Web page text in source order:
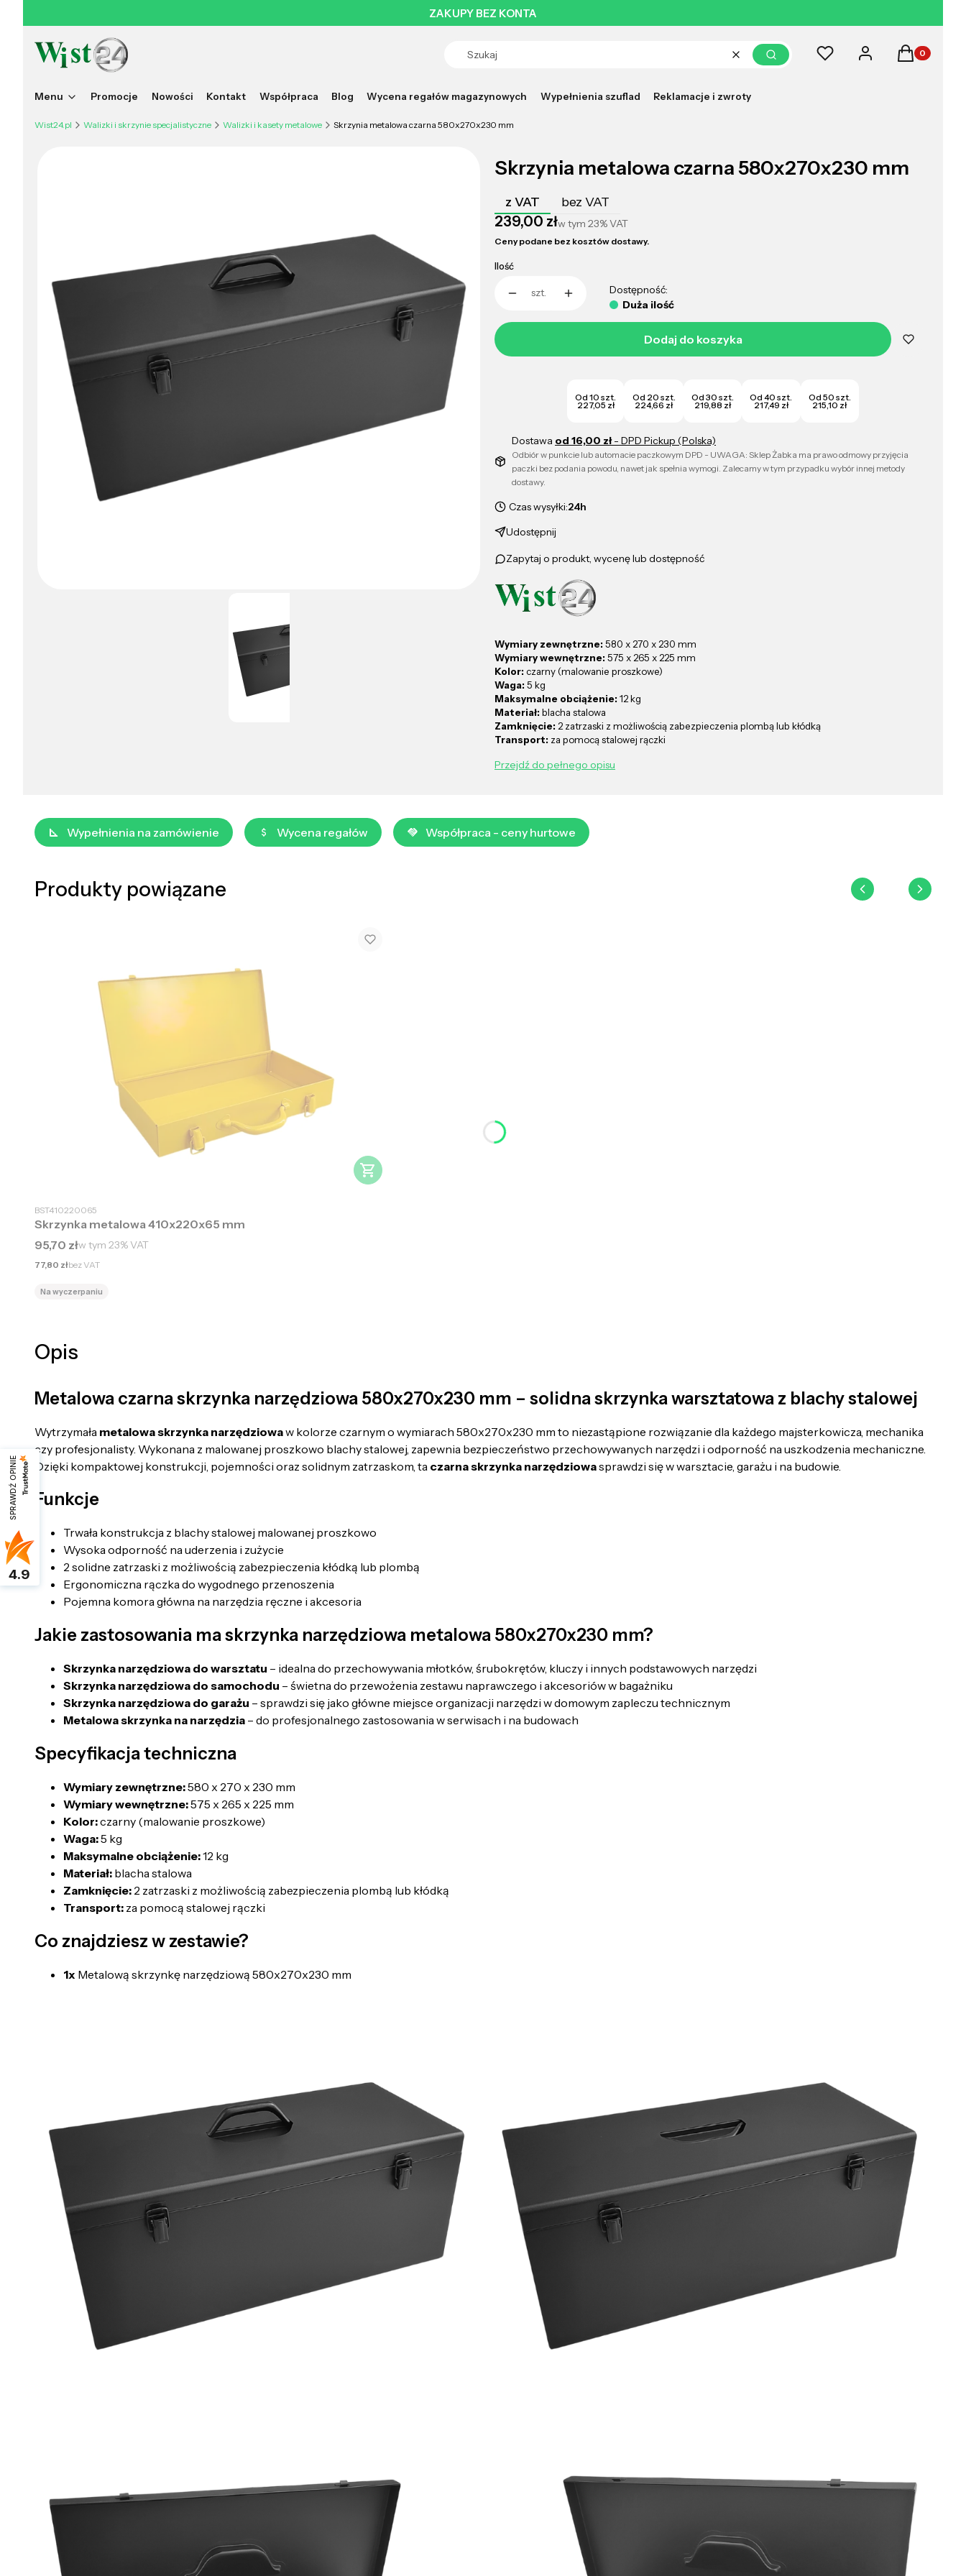
ZAKUPY BEZ KONTA
WyczyśćSzukaj
Ulubione Zaloguj sięProdukty w
Koszyk
Menu Promocje Nowości Kontakt Współpraca Blog Wycena regałów magazynowych Wypełnienia szuflad Reklamacje i zwroty
Wist24.pl Walizki i skrzynie specjalistyczne Walizki i kasety metalowe Skrzynia metalowa czarna 580x270x230 mm
Skrzynia metalowa czarna 580x270x230 mm
z VAT bez VAT
Cena
239,00 złw tym 23%VAT
Ceny podane bez kosztów dostawy.
Ilość
szt.
Dostępność:
Duża ilość
Dodaj do koszyka
Od 10 szt.
227,05 zł
Od 20 szt.
224,66 zł
Od 30 szt.
219,88 zł
Od 40 szt.
217,49 zł
Od 50 szt.
215,10 zł
Dostawa od 16,00 zł- DPD Pickup (Polska)
Odbiór w punkcie lub automacie paczkowym DPD - UWAGA: Sklep Żabka ma prawo odmowy przyjęcia
paczki bez podania powodu, nawet jak spełnia wymogi. Zalecamy w tym przypadku wybór innej metody
dostawy.
Czas wysyłki:24h
Udostępnij
Zapytaj o produkt, wycenę lub dostępność
Wymiary zewnętrzne: 580 x 270 x 230 mm
Wymiary wewnętrzne: 575 x 265 x 225 mm
Kolor: czarny (malowanie proszkowe)
Waga: 5 kg
Maksymalne obciążenie: 12 kg
Materiał: blacha stalowa
Zamknięcie: 2 zatrzaski z możliwością zabezpieczenia plombą lub kłódką
Transport: za pomocą stalowej rączki
Przejdź do pełnego opisu
Wypełnienia na zamówienie Wycena regałów Współpraca - ceny hurtowe
Produkty powiązane
BST410220065
Skrzynka metalowa 410x220x65 mm
Cena brutto
95,70 złw tym 23%VAT
Cena netto
77,80 złbez VAT
Na wyczerpaniu
Opis
Metalowa czarna skrzynka narzędziowa 580x270x230 mm – solidna skrzynka warsztatowa z blachy stalowej
Wytrzymała metalowa skrzynka narzędziowaw kolorze czarnym o wymiarach 580x270x230 mm to niezastąpione rozwiązanie dla każdego majsterkowicza, mechanika
czy profesjonalisty. Wykonana z malowanej proszkowo blachy stalowej, zapewnia bezpieczeństwo przechowywanych narzędzi i odporność na uszkodzenia mechaniczne.
Dzięki kompaktowej konstrukcji, pojemności oraz solidnym zatrzaskom, ta czarna skrzynka narzędziowasprawdzi się w warsztacie, garażu i na budowie.
Funkcje
Trwała konstrukcja z blachy stalowej malowanej proszkowo
Wysoka odporność na uderzenia i zużycie
2 solidne zatrzaski z możliwością zabezpieczenia kłódką lub plombą
Ergonomiczna rączka do wygodnego przenoszenia
Pojemna komora główna na narzędzia ręczne i akcesoria
Jakie zastosowania ma skrzynka narzędziowa metalowa 580x270x230 mm?
Skrzynka narzędziowa do warsztatu – idealna do przechowywania młotków, śrubokrętów, kluczy i innych podstawowych narzędzi
Skrzynka narzędziowa do samochodu – świetna do przewożenia zestawu naprawczego i akcesoriów w bagażniku
Skrzynka narzędziowa do garażu – sprawdzi się jako główne miejsce organizacji narzędzi w domowym zapleczu technicznym
Metalowa skrzynka na narzędzia – do profesjonalnego zastosowania w serwisach i na budowach
Specyfikacja techniczna
Wymiary zewnętrzne:580 x 270 x 230 mm
Wymiary wewnętrzne:575 x 265 x 225 mm
Kolor:czarny (malowanie proszkowe)
Waga:5 kg
Maksymalne obciążenie:12 kg
Materiał: blacha stalowa
Zamknięcie: 2 zatrzaski z możliwością zabezpieczenia plombą lub kłódką
Transport: za pomocą stalowej rączki
Co znajdziesz w zestawie?
1x Metalową skrzynkę narzędziową 580x270x230 mm
SPRAWDŹ OPINIE
4.9